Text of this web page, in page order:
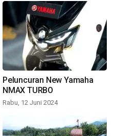
Peluncuran New Yamaha
NMAX TURBO
Rabu, 12 Juni 2024